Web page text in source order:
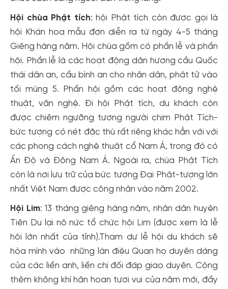
Hội chùa Phật tích: hội Phật tích còn được gọi là
hội Khán hoa mẫu đơn diễn ra từ ngày 4-5 tháng
Giêng hàng năm. Hội chùa gồm có phần lễ và phần
hội. Phần lễ là các hoạt động dân hương cầu Quốc
thái dân an, cầu bình an cho nhân dân, phật tử vào
tối mùng 5. Phần hội gồm các hoạt động nghệ
thuật, văn nghệ. Đi hội Phật tích, du khách còn
được chiêm ngưỡng tượng người chim Phật Tích-
bức tượng có nét đặc thù rất riêng khác hẳn với với
các phong cách nghệ thuật cổ Nam Á, trong đó có
Ấn Độ và Đông Nam Á. Ngoài ra, chùa Phật Tích
còn là nơi lưu trữ của bức tượng Đại Phật-tượng lớn
nhất Việt Nam được công nhận vào năm 2002.
Hội Lim: 13 tháng giêng hàng năm, nhân dân huyện
Tiên Du lại nô nức tổ chức hội Lim (được xem là lễ
hội lớn nhất của tỉnh).Tham dự lễ hội du khách sẽ
hòa mình vào những làn điệu Quan họ duyên dáng
của các liền anh, liền chị đối đáp giao duyên. Cộng
thêm không khí hân hoan tươi vui của năm mới, đầy